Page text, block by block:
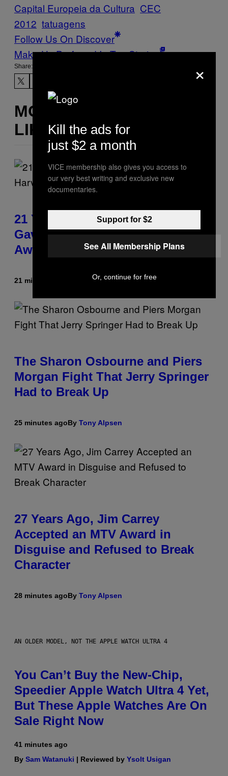
Capital Europeia da Cultura CEC
2012 tatuagens
Follow Us On Discover
Make Us Preferred In Top Stories
Share:
MORE
LIKE THIS
21 Years Ago, A Barbie Movie
Gave Harvey Weinstein a Deeply
Awkward Cameo
21 minutes ago Tony Alpsen
The Sharon Osbourne and Piers
Morgan Fight That Jerry Springer
Had to Break Up
25 minutes agoBy Tony Alpsen
27 Years Ago, Jim Carrey
Accepted an MTV Award in
Disguise and Refused to Break
Character
28 minutes agoBy Tony Alpsen
AN OLDER MODEL, NOT THE APPLE WATCH ULTRA 4
You Can’t Buy the New-Chip,
Speedier Apple Watch Ultra 4 Yet,
But These Apple Watches Are On
Sale Right Now
41 minutes ago
By Sam Watanuki | Reviewed by Ysolt Usigan
×
Kill the ads for
just $2 a month
VICE membership also gives you access to
our very best writing and exclusive new
documentaries.
Support for $2
See All Membership Plans
Or, continue for free